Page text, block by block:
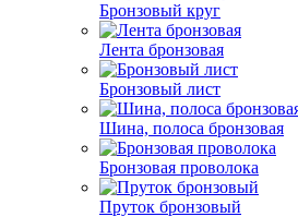
Бронзовый круг
Лента бронзовая
Бронзовый лист
Шина, полоса бронзовая
Бронзовая проволока
Пруток бронзовый